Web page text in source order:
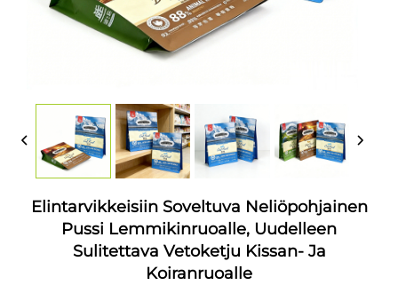
Elintarvikkeisiin Soveltuva Neliöpohjainen
Pussi Lemmikinruoalle, Uudelleen
Sulitettava Vetoketju Kissan- Ja
Koiranruoalle